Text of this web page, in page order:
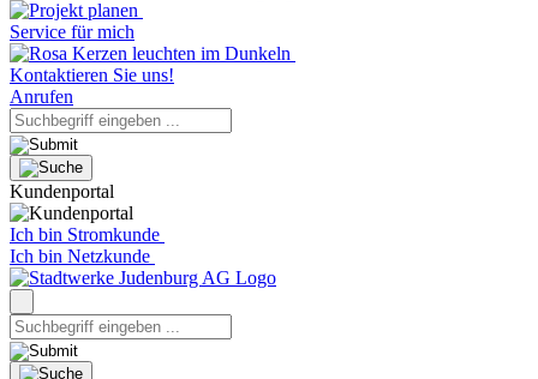
Service für mich
Kontaktieren Sie uns!
Anrufen
Kundenportal
Ich bin Stromkunde
Ich bin Netzkunde